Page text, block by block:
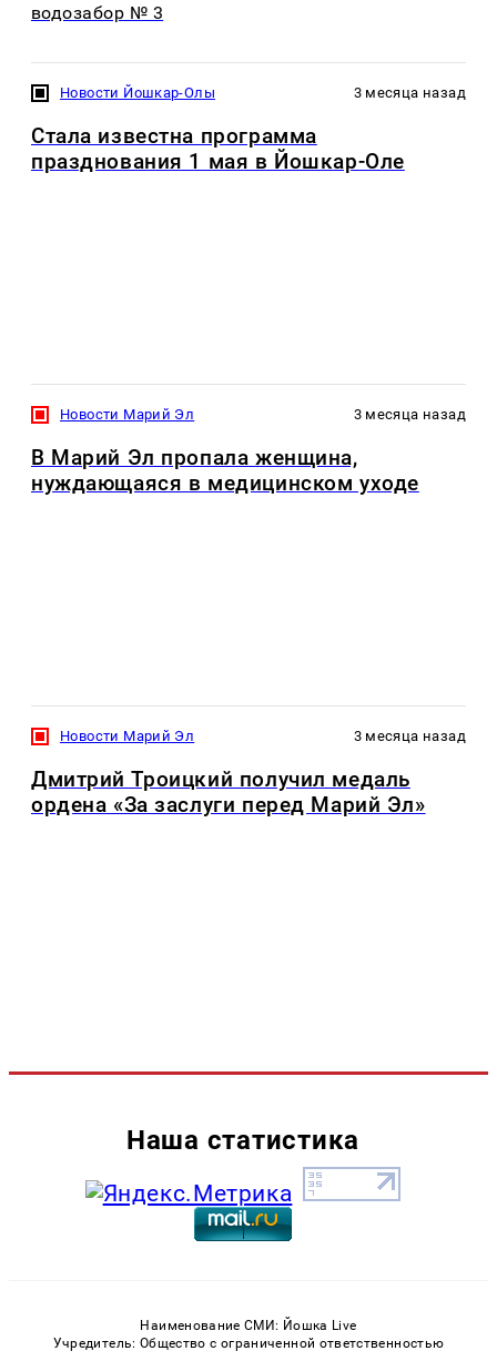
водозабор № 3
Новости Йошкар-Олы 3 месяца назад
Стала известна программа
празднования 1 мая в Йошкар-Оле
Новости Марий Эл 3 месяца назад
В Марий Эл пропала женщина,
нуждающаяся в медицинском уходе
Новости Марий Эл 3 месяца назад
Дмитрий Троицкий получил медаль
ордена «За заслуги перед Марий Эл»
Наша статистика
Наименование СМИ: Йошка Live
Учредитель: Общество с ограниченной ответственностью